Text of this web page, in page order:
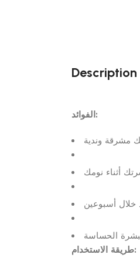
Description
الفوائد:
طريقة الاستخدام: